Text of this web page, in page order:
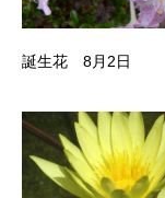
誕生花 8月2日